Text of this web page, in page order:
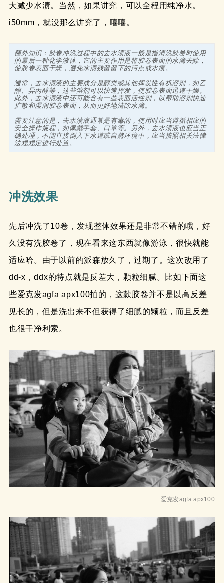
大减少水渍。当然，如果讲究，可以全程用纯净水。
i50mm，就没那么讲究了，嘻嘻。
额外知识：胶卷冲洗过程中的去水渍液一般是指清洗胶卷时使用
的最后一种化学液体，它的主要作用是将胶卷表面的水滴去除，
使胶卷表面干燥，避免水渍残留留下的污点或水痕。
通常，去水渍液的主要成分是醇类或其他挥发性有机溶剂，如乙
醇、异丙醇等，这些溶剂可以快速挥发，使胶卷表面迅速干燥。
此外，去水渍液中还可能含有一些表面活性剂，以帮助溶剂快速
扩散和湿润胶卷表面，从而更好地清除水滴。
需要注意的是，去水渍液通常是有毒的，使用时应当遵循相应的
安全操作规程，如佩戴手套、口罩等。另外，去水渍液也应当正
确处理，不能直接倒入下水道或自然环境中，应当按照相关法律
法规规定进行处置。
冲洗效果
先后冲洗了10卷，发现整体效果还是非常不错的哦，好
久没有洗胶卷了，现在看来这东西就像游泳，很快就能
适应哈。由于以前的派森放久了，过期了。这次改用了
dd-x，ddx的特点就是反差大，颗粒细腻。比如下面这
些爱克发agfa apx100拍的，这款胶卷并不是以高反差
见长的，但是洗出来不但获得了细腻的颗粒，而且反差
也很干净利索。
爱克发agfa apx100